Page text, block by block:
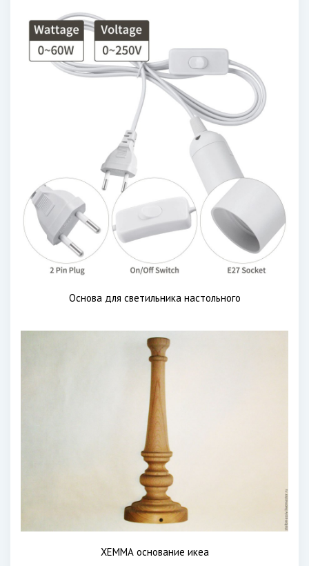
Основа для светильника настольного
ХЕММА основание икеа